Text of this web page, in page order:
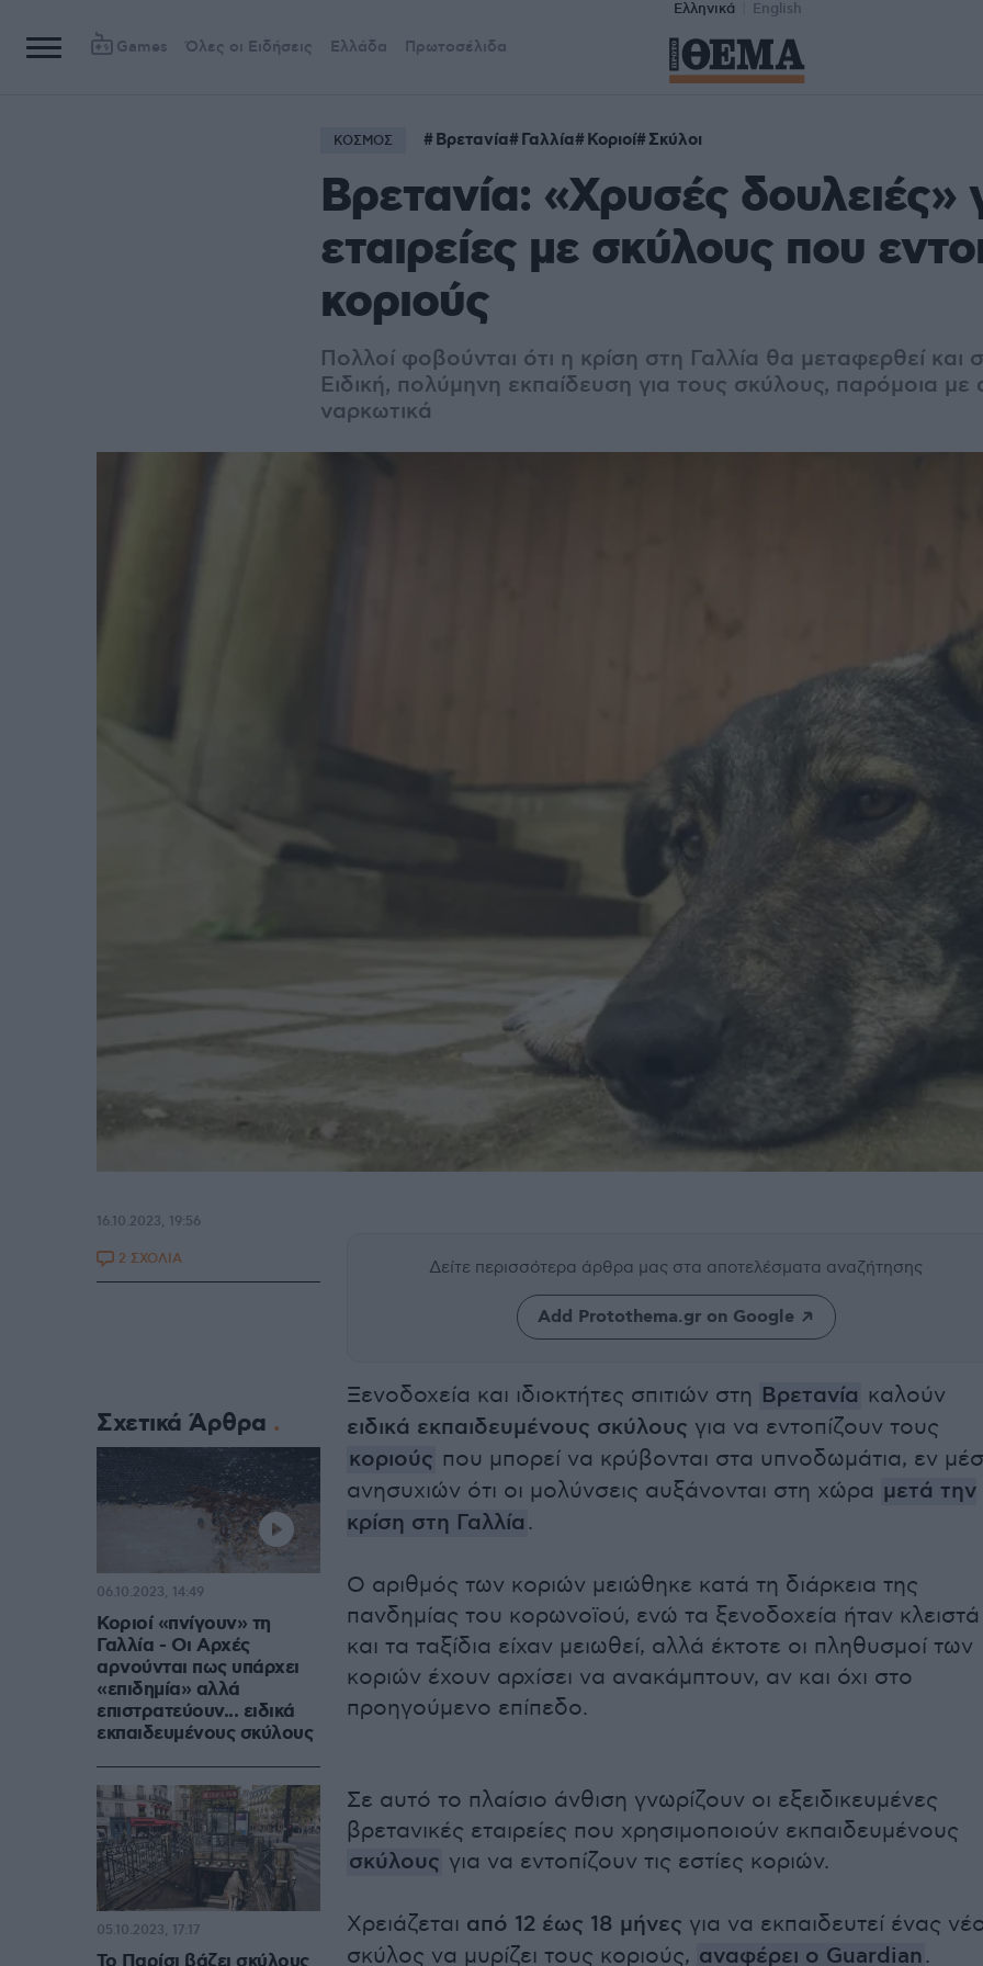
Ελληνικά English
Games Όλες οι Ειδήσεις Ελλάδα Πρωτοσέλιδα
ΚΟΣΜΟΣ Βρετανία Γαλλία Κοριοί Σκύλοι
Βρετανία: «Χρυσές δουλειές»
εταιρείες με σκύλους που
κοριούς
Πολλοί φοβούνται ότι η κρίση στη Γαλλία θα μεταφερθεί και
Ειδική, πολύμηνη εκπαίδευση για τους σκύλους, παρόμοια με
ναρκωτικά
Δείτε περισσότερα άρθρα μας στα αποτελέσματα αναζήτησης
Add Protothema.gr on Google
Ξενοδοχεία και ιδιοκτήτες σπιτιών στη Βρετανία καλούν
ειδικά εκπαιδευμένους σκύλους για να εντοπίζουν τους
κοριούς που μπορεί να κρύβονται στα υπνοδωμάτια, εν
ανησυχιών ότι οι μολύνσεις αυξάνονται στη χώρα μετά την
κρίση στη Γαλλία .
Ο αριθμός των κοριών μειώθηκε κατά τη διάρκεια της
πανδημίας του κορωνοϊού, ενώ τα ξενοδοχεία ήταν κλειστά
και τα ταξίδια είχαν μειωθεί, αλλά έκτοτε οι πληθυσμοί των
κοριών έχουν αρχίσει να ανακάμπτουν, αν και όχι στο
προηγούμενο επίπεδο.
Σε αυτό το πλαίσιο άνθιση γνωρίζουν οι εξειδικευμένες
βρετανικές εταιρείες που χρησιμοποιούν εκπαιδευμένους
σκύλους για να εντοπίζουν τις εστίες κοριών.
Χρειάζεται από 12 έως 18 μήνες για να εκπαιδευτεί ένας
σκύλος να μυρίζει τους κοριούς, αναφέρει ο Guardian.
16.10.2023, 19:56
2 ΣΧΟΛΙΑ
Σχετικά Άρθρα
Κοριοί «πνίγουν» τη
Γαλλία - Οι Αρχές
αρνούνται πως υπάρχει
«επιδημία» αλλά
επιστρατεύουν... ειδικά
εκπαιδευμένους σκύλους
06.10.2023, 14:49
05.10.2023, 17:17